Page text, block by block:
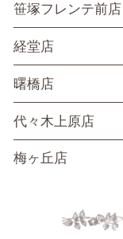
笹塚フレンテ前店
経堂店
曙橋店
代々木上原店
梅ヶ丘店